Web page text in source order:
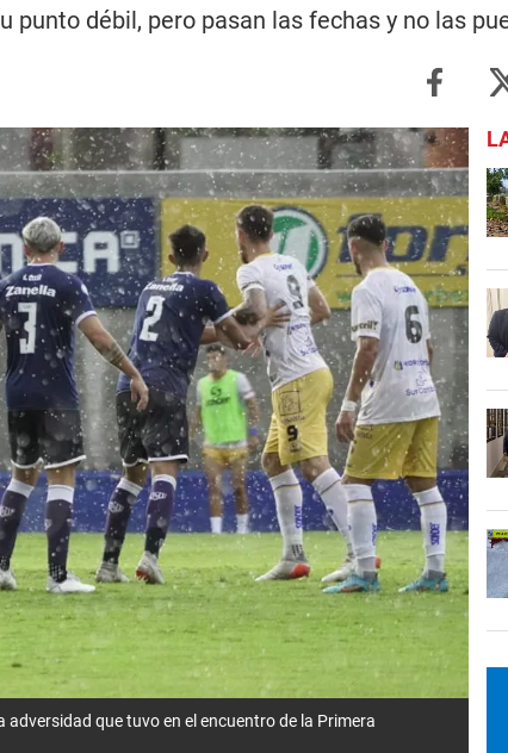
punto débil, pero pasan las fechas y no las
que tuvo en el encuentro de la Primera